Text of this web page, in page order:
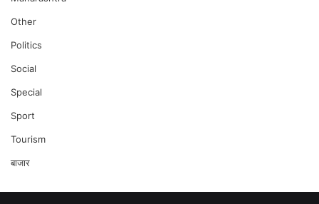
Other
Politics
Social
Special
Sport
Tourism
बाजार